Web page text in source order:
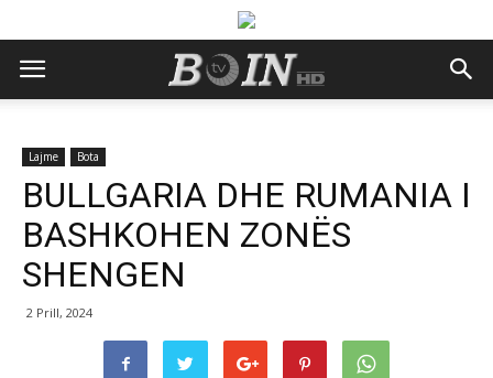
Lajme Bota
BULLGARIA DHE RUMANIA I
BASHKOHEN ZONËS
SHENGEN
2 Prill, 2024